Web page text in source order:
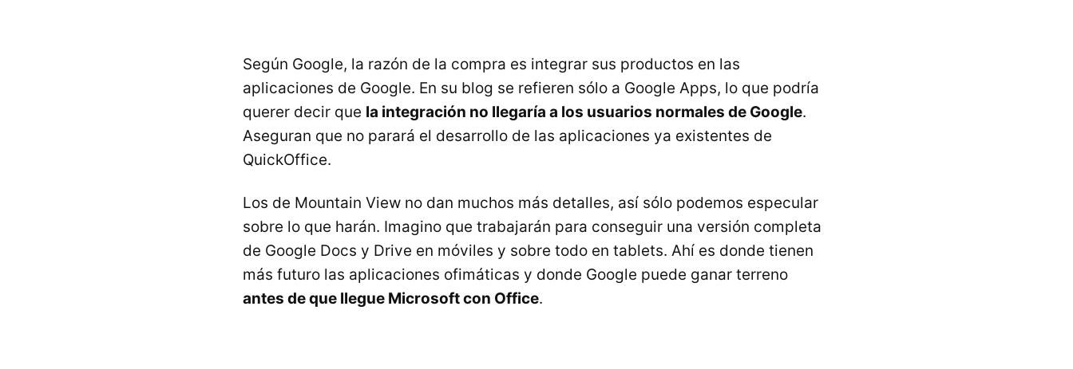
Según Google, la razón de la compra es integrar sus productos en las
aplicaciones de Google. En su blog se refieren sólo a Google Apps, lo que podría
querer decir que la integración no llegaría a los usuarios normales de Google.
Aseguran que no parará el desarrollo de las aplicaciones ya existentes de
QuickOffice.
Los de Mountain View no dan muchos más detalles, así sólo podemos especular
sobre lo que harán. Imagino que trabajarán para conseguir una versión completa
de Google Docs y Drive en móviles y sobre todo en tablets. Ahí es donde tienen
más futuro las aplicaciones ofimáticas y donde Google puede ganar terreno
antes de que llegue Microsoft con Office.